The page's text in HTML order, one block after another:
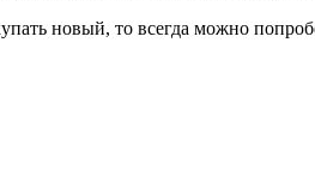
новый, то всегда можно